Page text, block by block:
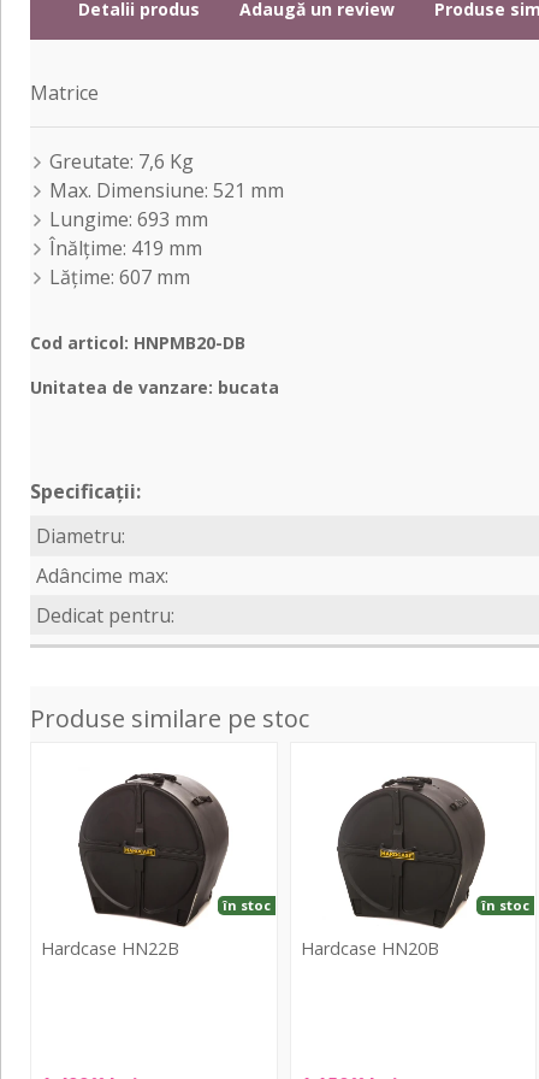
Detalii produs Adaugă un review Produse
Matrice
Greutate: 7,6 Kg
Max. Dimensiune: 521 mm
Lungime: 693 mm
Înălțime: 419 mm
Lățime: 607 mm
Cod articol: HNPMB20-DB
Unitatea de vanzare: bucata
Specificații:
Diametru:
Adâncime max:
Dedicat pentru:
Produse similare pe stoc
Hardcase HN22B
în stoc
Hardcase HN20B
în stoc